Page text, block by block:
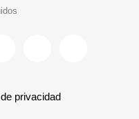
privacidad